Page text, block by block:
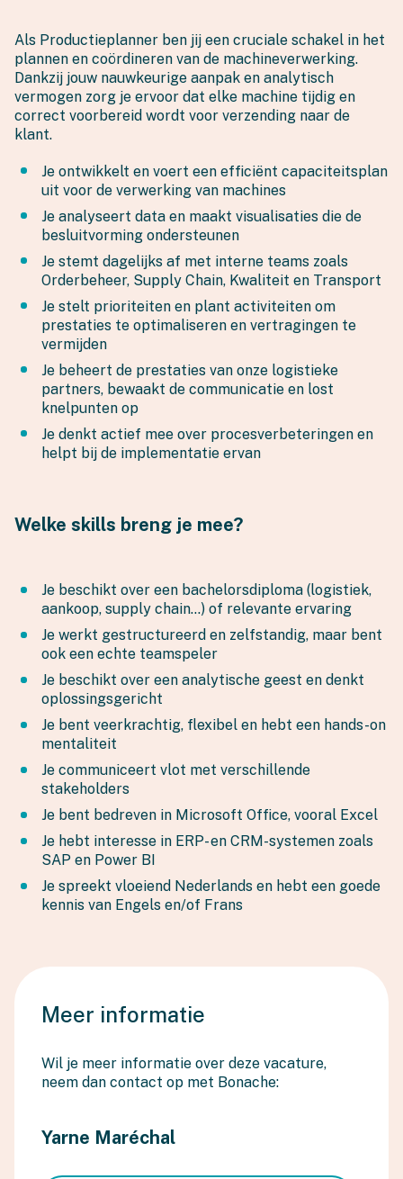
Als Productieplanner ben jij een cruciale schakel in het
plannen en coördineren van de machineverwerking.
Dankzij jouw nauwkeurige aanpak en analytisch
vermogen zorg je ervoor dat elke machine tijdig en
correct voorbereid wordt voor verzending naar de
klant.
Je ontwikkelt en voert een efficiënt capaciteitsplan
uit voor de verwerking van machines
Je analyseert data en maakt visualisaties die de
besluitvorming ondersteunen
Je stemt dagelijks af met interne teams zoals
Orderbeheer, Supply Chain, Kwaliteit en Transport
Je stelt prioriteiten en plant activiteiten om
prestaties te optimaliseren en vertragingen te
vermijden
Je beheert de prestaties van onze logistieke
partners, bewaakt de communicatie en lost
knelpunten op
Je denkt actief mee over procesverbeteringen en
helpt bij de implementatie ervan
Welke skills breng je mee?
Je beschikt over een bachelorsdiploma (logistiek,
aankoop, supply chain…) of relevante ervaring
Je werkt gestructureerd en zelfstandig, maar bent
ook een echte teamspeler
Je beschikt over een analytische geest en denkt
oplossingsgericht
Je bent veerkrachtig, flexibel en hebt een hands-on
mentaliteit
Je communiceert vlot met verschillende
stakeholders
Je bent bedreven in Microsoft Office, vooral Excel
Je hebt interesse in ERP- en CRM-systemen zoals
SAP en Power BI
Je spreekt vloeiend Nederlands en hebt een goede
kennis van Engels en/of Frans
Meer informatie
Wil je meer informatie over deze vacature,
neem dan contact op met Bonache:
Yarne Maréchal